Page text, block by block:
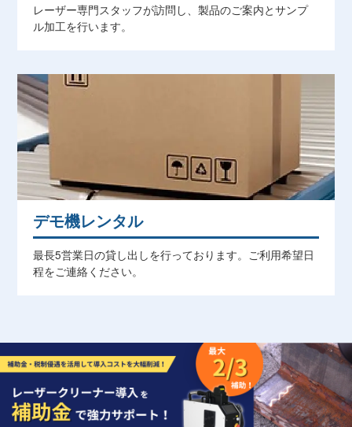
レーザー専門スタッフが訪問し、製品のご案内とサンプ
ル加工を行います。
​デモ機レンタル
最長5営業日の貸し出しを行っております。ご利用希望日
程をご連絡ください。